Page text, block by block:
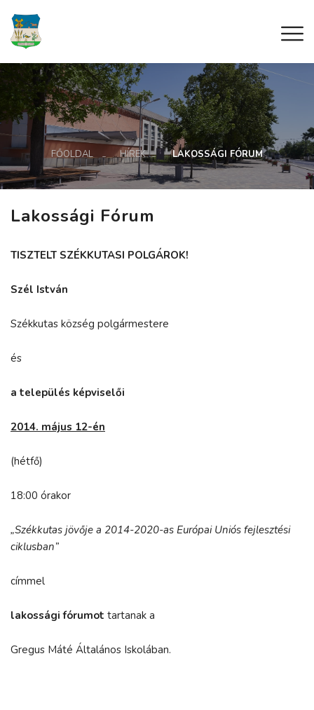
FŐOLDAL HÍREK LAKOSSÁGI FÓRUM
Lakossági Fórum
TISZTELT SZÉKKUTASI POLGÁROK!
Szél István
Székkutas község polgármestere
és
a település képviselői
2014. május 12-én
(hétfő)
18:00 órakor
„Székkutas jövője a 2014-2020-as Európai Uniós fejlesztési
ciklusban”
címmel
lakossági fórumot tartanak a
Gregus Máté Általános Iskolában.